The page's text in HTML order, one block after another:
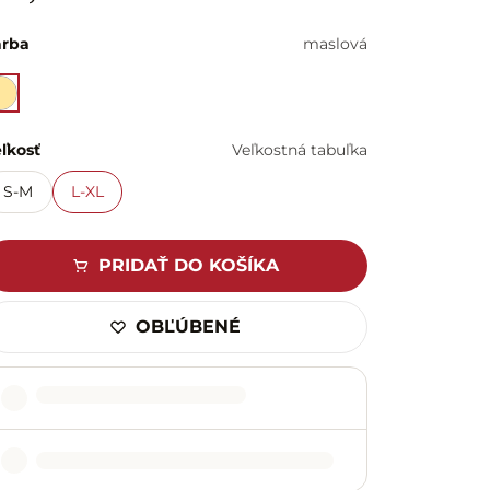
maslová
Veľkostná tabuľka
S-M L-XL
PRIDAŤ DO KOŠÍKA
OBĽÚBENÉ